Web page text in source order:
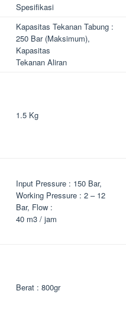
Spesifikasi
Kapasitas Tekanan Tabung :
250 Bar (Maksimum),
Kapasitas
Tekanan Aliran
1.5 Kg
Input Pressure : 150 Bar,
Working Pressure : 2 – 12
Bar, Flow :
40 m3 / jam
Berat : 800gr